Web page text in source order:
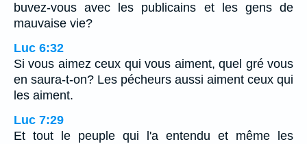
buvez-vous avec les publicains et les gens de
mauvaise vie?
Luc 6:32
Si vous aimez ceux qui vous aiment, quel gré vous
en saura-t-on? Les pécheurs aussi aiment ceux qui
les aiment.
Luc 7:29
Et tout le peuple qui l'a entendu et même les